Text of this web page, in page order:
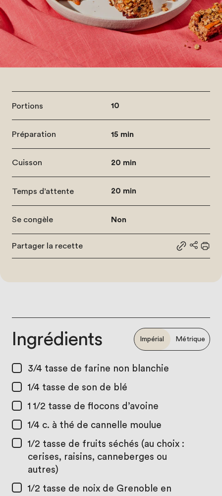
Portions 10
Préparation 15 min
Cuisson 20 min
Temps d’attente 20 min
Se congèle Non
Partager la recette
Partager
Ingrédients Impérial Métrique
3/4 tasse de farine non blanchie
1/4 tasse de son de blé
1 1/2 tasse de flocons d’avoine
1/4 c. à thé de cannelle moulue
1/2 tasse de fruits séchés (au choix :
cerises, raisins, canneberges ou
autres)
1/2 tasse de noix de Grenoble en